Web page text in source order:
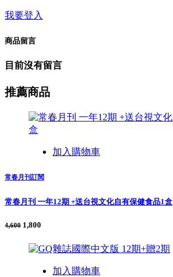
我要登入
商品留言
目前沒有留言
推薦商品
加入購物車
常春月刊訂閱
常春月刊 一年12期 +送台視文化自有保健食品1盒
4,600 1,800
加入購物車